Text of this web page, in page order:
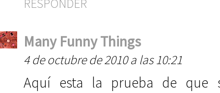
RESPONDER
Many Funny Things
4 de octubre de 2010 a las 10:21
Aquí esta la prueba de que